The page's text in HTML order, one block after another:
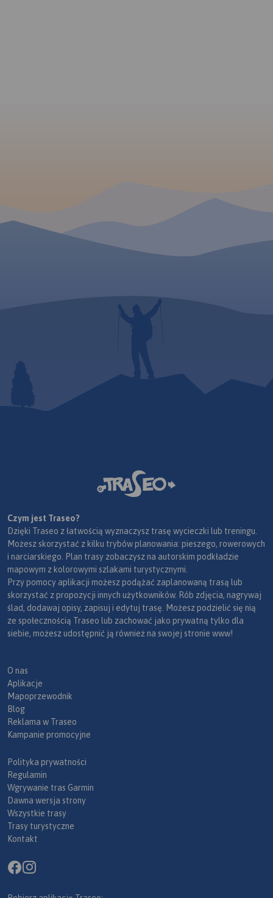
Czym jest Traseo?
Dzięki Traseo z łatwością wyznaczysz trasę wycieczki lub treningu.
Możesz skorzystać z kilku trybów planowania: pieszego, rowerowych
i narciarskiego. Plan trasy zobaczysz na autorskim podkładzie
mapowym z kolorowymi szlakami turystycznymi.
Przy pomocy aplikacji możesz podążać zaplanowaną trasą lub
skorzystać z propozycji innych użytkowników. Rób zdjęcia, nagrywaj
ślad, dodawaj opisy, zapisuj i edytuj trasę. Możesz podzielić się nią
ze społecznością Traseo lub zachować jako prywatną tylko dla
siebie, możesz udostępnić ją również na swojej stronie www!
O nas
Aplikacje
Mapoprzewodnik
Blog
Reklama w Traseo
Kampanie promocyjne
Polityka prywatności
Regulamin
Wgrywanie tras Garmin
Dawna wersja strony
Wszystkie trasy
Trasy turystyczne
Kontakt